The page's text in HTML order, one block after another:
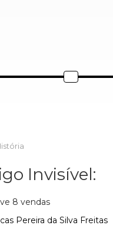
Invisível:
8 vendas
Pereira da Silva Freitas